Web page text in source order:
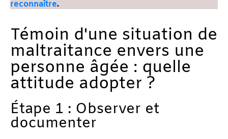
reconnaître.
Témoin d'une situation de
maltraitance envers une
personne âgée : quelle
attitude adopter ?
Étape 1 : Observer et
documenter